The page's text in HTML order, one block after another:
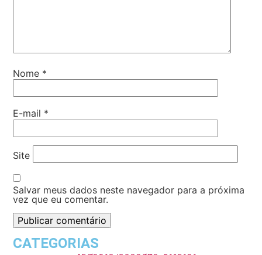
Nome *
E-mail *
Site
Salvar meus dados neste navegador para a próxima
vez que eu comentar.
CATEGORIAS